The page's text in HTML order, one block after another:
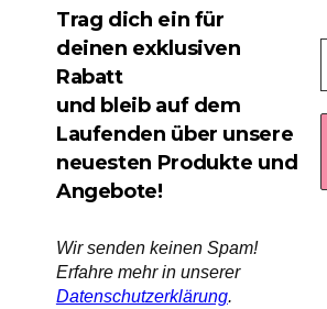
Trag dich ein für
deinen exklusiven
Rabatt
und bleib auf dem
Laufenden über unsere
neuesten Produkte und
Angebote!
Wir senden keinen Spam!
Erfahre mehr in unserer
Datenschutzerklärung.